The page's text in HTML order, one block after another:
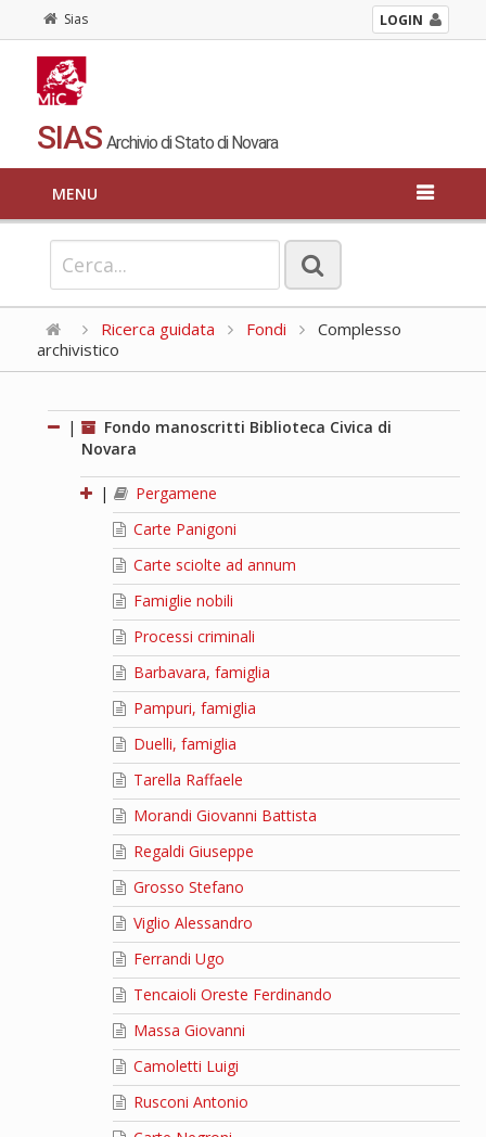
Sias LOGIN
SIAS Archivio di Stato di Novara
MENU
Ricerca guidata Fondi
Complesso
archivistico
|
Fondo manoscritti Biblioteca Civica di
Novara
|
Pergamene
Carte Panigoni
Carte sciolte ad annum
Famiglie nobili
Processi criminali
Barbavara, famiglia
Pampuri, famiglia
Duelli, famiglia
Tarella Raffaele
Morandi Giovanni Battista
Regaldi Giuseppe
Grosso Stefano
Viglio Alessandro
Ferrandi Ugo
Tencaioli Oreste Ferdinando
Massa Giovanni
Camoletti Luigi
Rusconi Antonio